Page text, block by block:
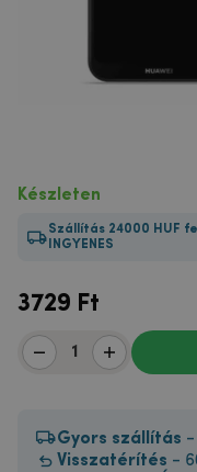
Készleten
Szállítás 24000 HUF
INGYENES
3729 Ft
Gyors szállítás -
Visszatérítés -